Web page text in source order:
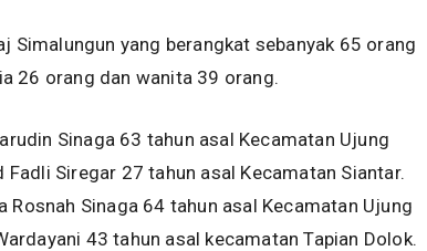
Simalungun yang berangkat sebanyak 65 orang
26 orang dan wanita 39 orang.
Sinaga 63 tahun asal Kecamatan Ujung
Siregar 27 tahun asal Kecamatan Siantar.
Rosnah Sinaga 64 tahun asal Kecamatan Ujung
43 tahun asal kecamatan Tapian Dolok.